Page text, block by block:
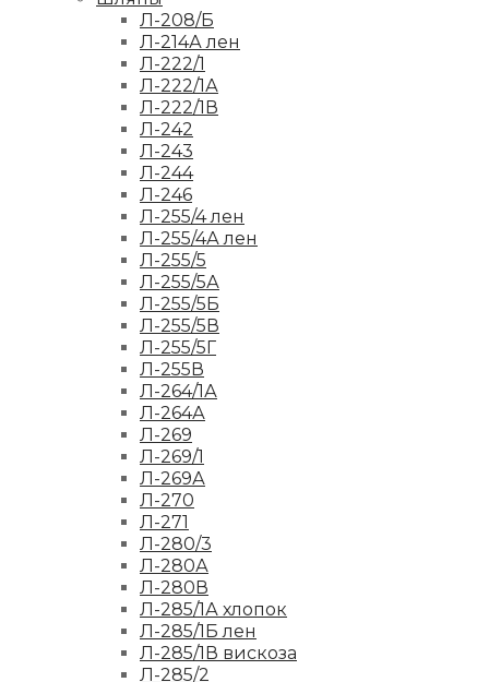
Л-208/Б
Л-214А лен
Л-222/1
Л-222/1А
Л-222/1В
Л-242
Л-243
Л-244
Л-246
Л-255/4 лен
Л-255/4А лен
Л-255/5
Л-255/5А
Л-255/5Б
Л-255/5В
Л-255/5Г
Л-255В
Л-264/1А
Л-264А
Л-269
Л-269/1
Л-269А
Л-270
Л-271
Л-280/3
Л-280А
Л-280В
Л-285/1А хлопок
Л-285/1Б лен
Л-285/1В вискоза
Л-285/2